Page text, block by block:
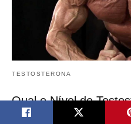
TESTOSTERONA
Qual o Nível de
Idade?